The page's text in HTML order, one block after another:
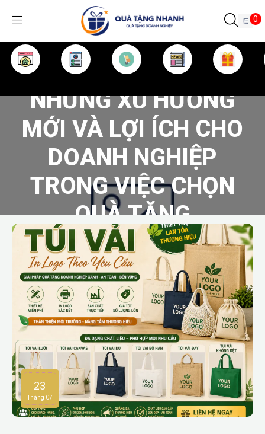
0
NHỮNG XU HƯỚNG
MỚI VÀ LỢI ÍCH CHO
DOANH NGHIỆP
TRONG VIỆC CHỌN
QUÀ TẶNG
NHỮNG XU HƯỚNG MỚI VÀ LỢI ÍCH CHO DOANH NGHIỆP TRONG VIỆC
CHỌN QUÀ TẶNG
23
Tháng 07